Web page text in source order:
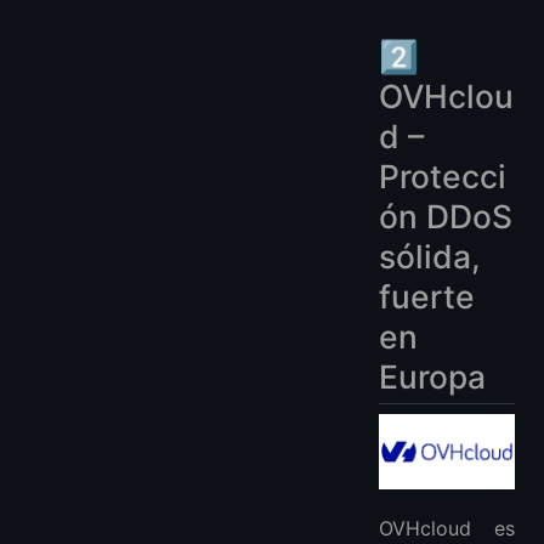
2️⃣
OVHclou
d –
Protecci
ón DDoS
sólida,
fuerte
en
Europa
OVHcloud es